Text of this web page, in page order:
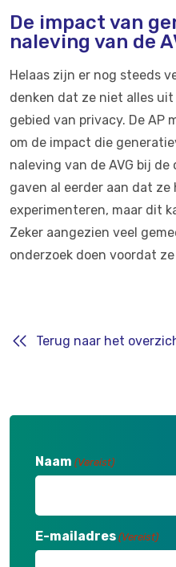
De impact van
naleving van de
Helaas zijn er nog steeds
denken dat ze niet alles
gebied van privacy. De AP
om de impact die
naleving van de AVG bij
gaven al eerder aan dat ze
experimenteren, maar dit
Zeker aangezien veel
onderzoek doen voordat
Terug naar het
Naam (Vereist)
E-mailadres (Vereist)